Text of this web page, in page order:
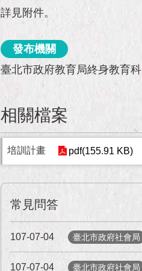
詳見附件。
發布機關
臺北市政府教育局終身教育科
相關檔案
培訓計畫 pdf(155.91 KB)
常見問答
107-07-04 臺北市政府社會局
107-07-04 臺北市政府社會局